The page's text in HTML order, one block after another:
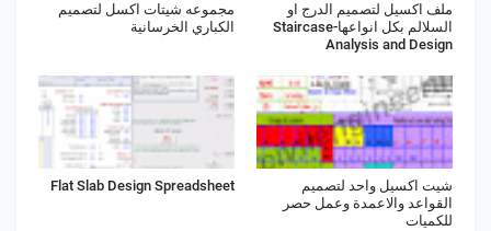
ملف اكسيل لتصميم الدرج او
السلالم بكل انواعها-Staircase
Analysis and Design
مجموعه شيتات اكسل لتصميم
الكباري الخرسانية
شيت اكسيل واحد لتصميم
القواعد والاعمدة وعمل حصر
للكميات
Flat Slab Design Spreadsheet